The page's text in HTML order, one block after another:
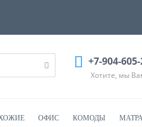
+7-904-
Хотите, мы
ОФИС КОМОДЫ